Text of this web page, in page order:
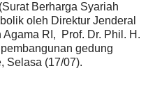
Berharga Syariah
oleh Direktur Jenderal
RI, Prof. Dr. Phil. H.
gedung
Selasa (17/07).